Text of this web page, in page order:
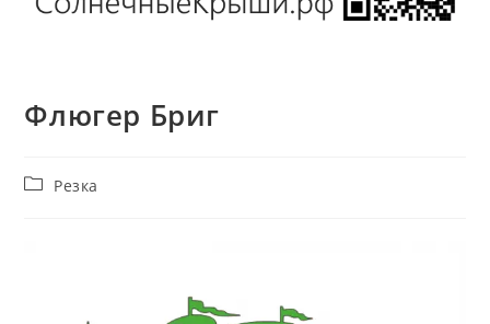
Флюгер Бриг
Рубрика
Резка